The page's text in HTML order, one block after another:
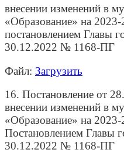
внесении изменений в
«Образование» на
постановлением Главы
30.12.2022 № 1168-ПГ
Файл: Загрузить
16. Постановление от
внесении изменений в
«Образование» на
Постановлением Главы
30.12.2022 № 1168-ПГ